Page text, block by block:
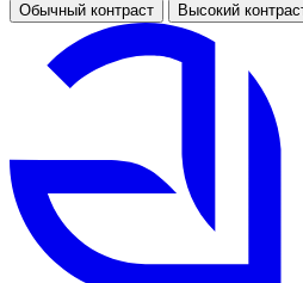
Обычный контраст Высокий